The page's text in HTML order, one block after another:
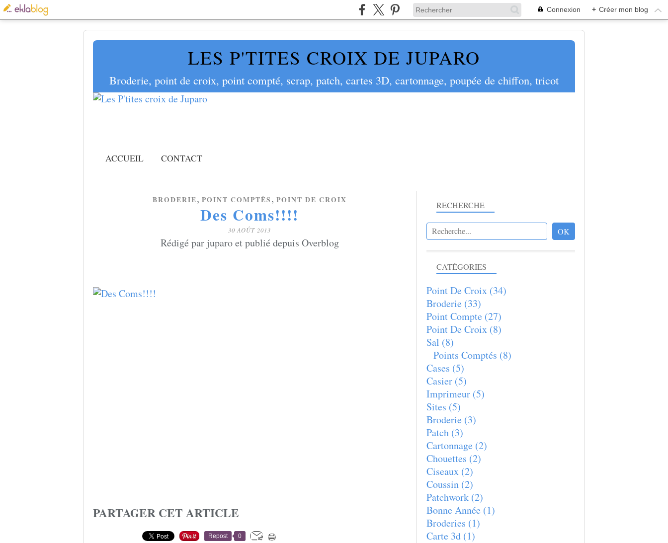
Connexion + Créer mon blog
LES P'TITES CROIX DE JUPARO
Broderie, point de croix, point compté, scrap, patch, cartes 3D, cartonnage, poupée de chiffon, tricot
ACCUEIL CONTACT
BRODERIE, POINT COMPTÉS , POINT DE CROIX
Des Coms!!!!
30 AOÛT 2013
Rédigé par juparo et publié depuis Overblog
PARTAGER CET ARTICLE
Repost 0
RECHERCHE
CATÉGORIES
Point De Croix (34)
Broderie (33)
Point Compte (27)
Point De Croix (8)
Sal (8)
Points Comptés (8)
Cases (5)
Casier (5)
Imprimeur (5)
Sites (5)
Broderie (3)
Patch (3)
Cartonnage (2)
Chouettes (2)
Ciseaux (2)
Coussin (2)
Patchwork (2)
Bonne Année (1)
Broderies (1)
Carte 3d (1)